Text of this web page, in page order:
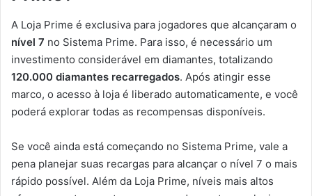
A Loja Prime é exclusiva para jogadores que alcançaram o
nível 7 no Sistema Prime. Para isso, é necessário um
investimento considerável em diamantes, totalizando
120.000 diamantes recarregados. Após atingir esse
marco, o acesso à loja é liberado automaticamente, e você
poderá explorar todas as recompensas disponíveis.
Se você ainda está começando no Sistema Prime, vale a
pena planejar suas recargas para alcançar o nível 7 o mais
rápido possível. Além da Loja Prime, níveis mais altos